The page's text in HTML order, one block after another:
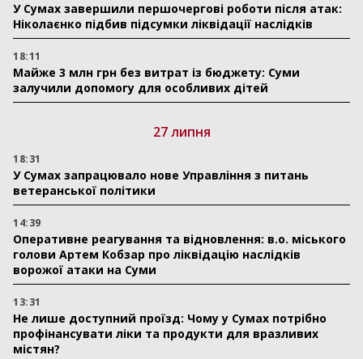
У Сумах завершили першочергові роботи після атак:
Ніколаєнко підбив підсумки ліквідації наслідків
18:11
Майже 3 млн грн без витрат із бюджету: Суми
залучили допомогу для особливих дітей
27 липня
18:31
У Сумах запрацювало нове Управління з питань
ветеранської політики
14:39
Оперативне реагування та відновлення: в.о. міського
голови Артем Кобзар про ліквідацію наслідків
ворожої атаки на Суми
13:31
Не лише доступний проїзд: Чому у Сумах потрібно
профінансувати ліки та продукти для вразливих
містян?